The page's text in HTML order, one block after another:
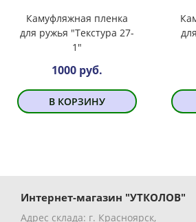
Камуфляжная пленка
для ружья "Текстура 27-
1"
1000 руб.
В КОРЗИНУ
Интернет-магазин "УТКОЛОВ"
Адрес склада: г. Красноярск,